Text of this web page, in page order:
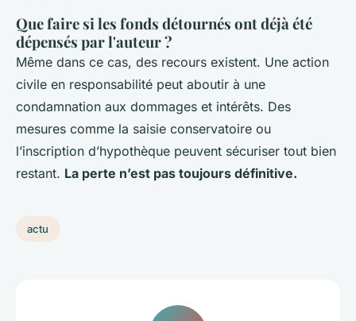
Que faire si les fonds détournés ont déjà été
dépensés par l'auteur ?
Même dans ce cas, des recours existent. Une action
civile en responsabilité peut aboutir à une
condamnation aux dommages et intérêts. Des
mesures comme la saisie conservatoire ou
l’inscription d’hypothèque peuvent sécuriser tout bien
restant. La perte n’est pas toujours définitive.
actu